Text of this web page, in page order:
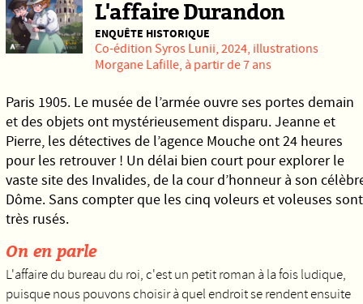
L'affaire Durandon
ENQUÊTE HISTORIQUE
Co-édition Syros Lunii, 2024, illustrations
Morgane Lafille, à partir de 7 ans
Paris 1905. Le musée de l’armée ouvre ses portes demain
et des objets ont mystérieusement disparu. Jeanne et
Pierre, les détectives de l’agence Mouche ont 24 heures
pour les retrouver ! Un délai bien court pour explorer le
vaste site des Invalides, de la cour d’honneur à son
Dôme. Sans compter que les cinq voleurs et voleuses sont
très rusés.
On en parle
L'affaire du bureau du roi, c'est un petit roman à la fois ludique,
puisque nous pouvons choisir à quel endroit se rendent ensuite